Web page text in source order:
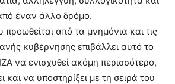
έναν άλλο δρόμο.
από τα μνημόνια και τις
κυβέρνησης επιβάλλει αυτό το
να ενισχυθεί ακόμη περισσότερο,
να υποστηρίξει με τη σειρά του